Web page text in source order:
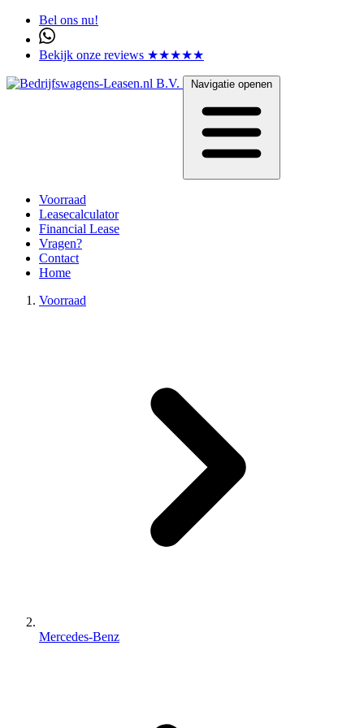
Bel ons nu!
Bekijk onze reviews ★★★★★
Navigatie openen
Voorraad
Leasecalculator
Financial Lease
Vragen?
Contact
Home
Voorraad
Mercedes-Benz